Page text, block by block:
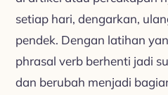
setiap hari, dengarkan,
pendek. Dengan latihan
phrasal verb berhenti jadi
dan berubah menjadi